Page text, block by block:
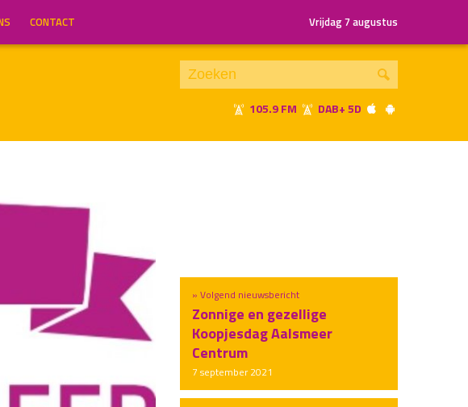
CONTACT Vrijdag 7 augustus
105.9 FM DAB+ 5D
» Volgend nieuwsbericht
Zonnige en gezellige
Koopjesdag Aalsmeer
Centrum
7 september 2021